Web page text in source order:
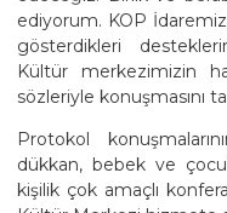
ediyorum. KOP
gösterdikleri
Kültür merkezimizin
sözleriyle konuşmasını
Protokol
dükkan, bebek ve
kişilik çok amaçlı